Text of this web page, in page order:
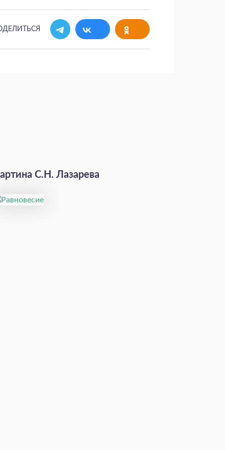
С.Н. Лазарева